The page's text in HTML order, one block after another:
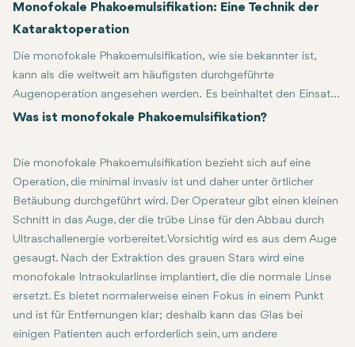
Monofokale Phakoemulsifikation: Eine Technik der
Kataraktoperation
Die monofokale Phakoemulsifikation, wie sie bekannter ist,
kann als die weltweit am häufigsten durchgeführte
Augenoperation angesehen werden. Es beinhaltet den Einsatz
fortschrittlicher Technologie zur Entfernung eines Katarakts -
häufigsten für die Entfernung.
Was ist monofokale Phakoemulsifikation?
Die monofokale Phakoemulsifikation bezieht sich auf eine
Operation, die minimal invasiv ist und daher unter örtlicher
Betäubung durchgeführt wird. Der Operateur gibt einen kleinen
Schnitt in das Auge, der die trübe Linse für den Abbau durch
Ultraschallenergie vorbereitet. Vorsichtig wird es aus dem Auge
gesaugt. Nach der Extraktion des grauen Stars wird eine
monofokale Intraokularlinse implantiert, die die normale Linse
ersetzt. Es bietet normalerweise einen Fokus in einem Punkt
und ist für Entfernungen klar; deshalb kann das Glas bei
einigen Patienten auch erforderlich sein, um andere